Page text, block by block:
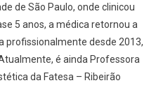
de São Paulo, onde clinicou
5 anos, a médica retornou a
profissionalmente desde 2013,
é ainda Professora
da Fatesa – Ribeirão